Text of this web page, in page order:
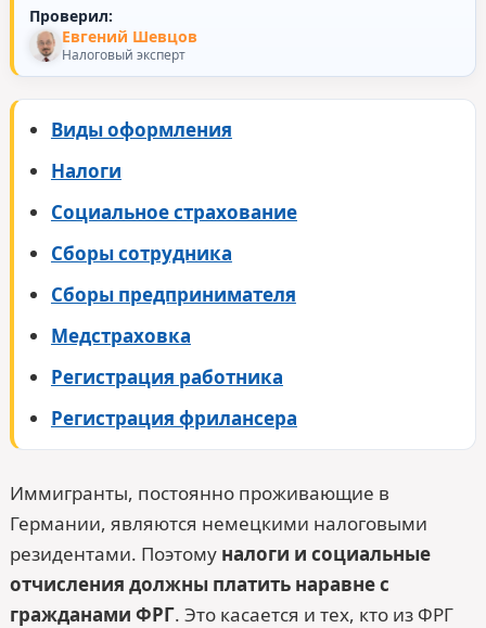
Проверил:
Евгений Шевцов
Налоговый эксперт
Виды оформления
Налоги
Социальное страхование
Сборы сотрудника
Сборы предпринимателя
Медстраховка
Регистрация работника
Регистрация фрилансера
Иммигранты, постоянно проживающие в
Германии, являются немецкими налоговыми
резидентами. Поэтомуналоги и социальные
отчисления должны платить наравне с
гражданами ФРГ. Это касается и тех, кто из ФРГ